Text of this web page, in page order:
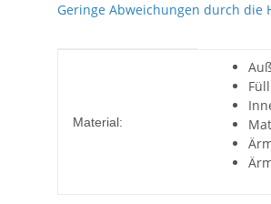
Geringe Abweichungen durch die
Material: